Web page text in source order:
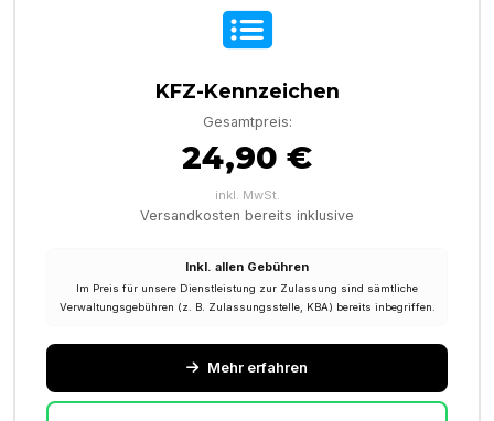
KFZ-Kennzeichen
Gesamtpreis:
24,90 €
inkl. MwSt.
Versandkosten bereits inklusive
Inkl. allen Gebühren
Im Preis für unsere Dienstleistung zur Zulassung sind sämtliche
Verwaltungsgebühren (z. B. Zulassungsstelle, KBA) bereits inbegriffen.
Mehr erfahren